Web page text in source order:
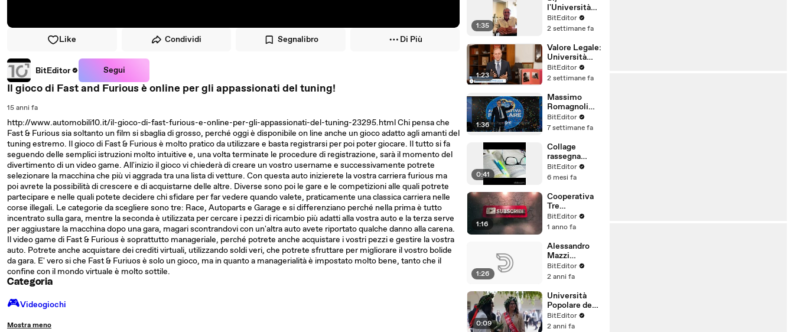
Like Condividi Segnalibro Di Più
BitEditor Segui
Il gioco di Fast and Furious è online per gli appassionati del tuning!
15 anni fa
http://www.automobili10.it/il-gioco-di-fast-furious-e-online-per-gli-appassionati-del-tuning-23295.html Chi pensa che
Fast & Furious sia soltanto un film si sbaglia di grosso, perché oggi è disponibile on line anche un gioco adatto agli amanti del
tuning estremo. Il gioco di Fast & Furious è molto pratico da utilizzare e basta registrarsi per poi poter giocare. Il tutto si fa
seguendo delle semplici istruzioni molto intuitive e, una volta terminate le procedure di registrazione, sarà il momento del
divertimento di un video game. All'inizio il gioco vi chiederà di creare un vostro username e successivamente potrete
selezionare la macchina che più vi aggrada tra una lista di vetture. Con questa auto inizierete la vostra carriera furious ma
poi avrete la possibilità di crescere e di acquistarne delle altre. Diverse sono poi le gare e le competizioni alle quali potrete
partecipare e nelle quali potete decidere chi sfidare per far vedere quando valete, praticamente una classica carriera nelle
corse illegali. Le categorie da scegliere sono tre: Race, Autoparts e Garage e si differenziano perché nella prima è tutto
incentrato sulla gara, mentre la seconda è utilizzata per cercare i pezzi di ricambio più adatti alla vostra auto e la terza serve
per aggiustare la macchina dopo una gara, magari scontrandovi con un'altra auto avete riportato qualche danno alla carena.
Il video game di Fast & Furious è soprattutto manageriale, perché potrete anche acquistare i vostri pezzi e gestire la vostra
auto. Potrete anche acquistare dei crediti virtuali, utilizzando soldi veri, che potrete sfruttare per migliorare il vostro bolide
da gara. E' vero si che Fast & Furiuos è solo un gioco, ma in quanto a managerialità è impostato molto bene, tanto che il
confine con il mondo virtuale è molto sottile.
Categoria
🎮️Videogiochi
Mostra meno
Legali
1:35
l'Università
Popolare degli
Studi di
riconosciuta
in Italia
BitEditor
2 settimane fa
1:23
Valore Legale:
Università
Popolare degli
Studi di
BitEditor
2 settimane fa
1:36
Massimo
Romagnoli
VIDEO
INTERVISTA
Popolare
Frankfurt
Giugno 2026
BitEditor
7 settimane fa
0:41
Collage
rassegna
DAVIDE
CORNALBA
LODI
BitEditor
6 mesi fa
1:16
Cooperativa
Tre
Fiammelle a
Foggia Web
BitEditor
1 anno fa
1:26
Alessandro
Mazzi
(Fincosit)
Rassegna
BitEditor
2 anni fa
0:09
Università
Popolare degli
Studi di
Milano:
BitEditor
2 anni fa